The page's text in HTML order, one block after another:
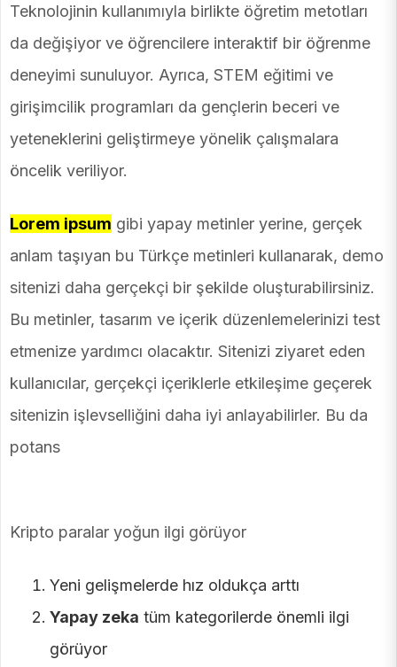
Teknolojinin kullanımıyla birlikte öğretim metotları
da değişiyor ve öğrencilere interaktif bir öğrenme
deneyimi sunuluyor. Ayrıca, STEM eğitimi ve
girişimcilik programları da gençlerin beceri ve
yeteneklerini geliştirmeye yönelik çalışmalara
öncelik veriliyor.
Lorem ipsum gibi yapay metinler yerine, gerçek
anlam taşıyan bu Türkçe metinleri kullanarak, demo
sitenizi daha gerçekçi bir şekilde oluşturabilirsiniz.
Bu metinler, tasarım ve içerik düzenlemelerinizi test
etmenize yardımcı olacaktır. Sitenizi ziyaret eden
kullanıcılar, gerçekçi içeriklerle etkileşime geçerek
sitenizin işlevselliğini daha iyi anlayabilirler. Bu da
potans
Kripto paralar yoğun ilgi görüyor
Yeni gelişmelerde hız oldukça arttı
Yapay zeka tüm kategorilerde önemli ilgi
görüyor